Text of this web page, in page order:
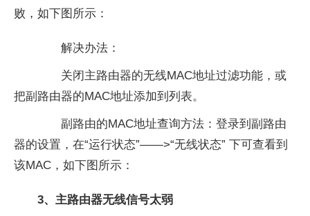
败，如下图所示：
解决办法：
关闭主路由器的无线MAC地址过滤功能，或
把副路由器的MAC地址添加到列表。
副路由的MAC地址查询方法：登录到副路由
器的设置，在“运行状态”——>“无线状态” 下可查看到
该MAC，如下图所示：
3、主路由器无线信号太弱